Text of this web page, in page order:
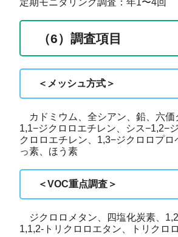
定期モニタリング調査：年1〜4回
（6）調査項目
＜メッシュ方式＞
カドミウム、全シアン、鉛、六価
1,1−ジクロロエチレン、シス−1,2−
クロロエチレン、1,3−ジクロロプ
っ素、ほう素
＜VOC重点調査＞
ジクロロメタン、四塩化炭素、
1,1,2-トリクロロエタン、トリクロ